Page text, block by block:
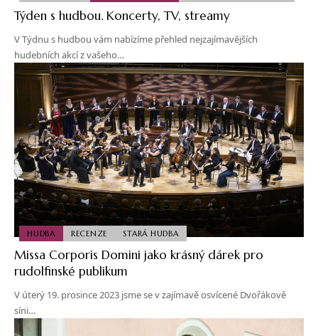
Týden s hudbou. Koncerty, TV, streamy
V Týdnu s hudbou vám nabízíme přehled nejzajímavějších
hudebních akcí z vašeho…
HUDBA RECENZE STARÁ HUDBA
Missa Corporis Domini jako krásný dárek pro
rudolfinské publikum
V úterý 19. prosince 2023 jsme se v zajímavě osvícené Dvořákově
síni…